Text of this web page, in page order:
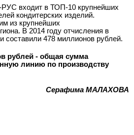
входит в ТОП-10 крупнейших
кондитерских изделий.
из крупнейших
В 2014 году отчисления в
составили 478 миллионов рублей.
рублей - общая сумма
линию по производству
Серафима МАЛАХОВА